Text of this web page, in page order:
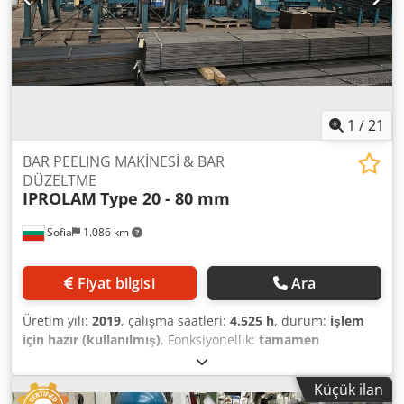
1 /21
Sofia 1.086 km
BAR PEELING MAKİNESİ & BAR
DÜZELTME
IPROLAM Type 20 - 80 mm
Fiyat bilgisi Ara
Üretim yılı: 2019, çalışma saatleri: 4.525 h, durum: işlem
için hazır (kullanılmış), Fonksiyonellik: tamamen
, makine/araç numarası:
Rundschälmaschine und Richtmaschine als Set Die
Anlagen befinden sich in einwandfreiem Betriebszustand
Küçük ilan